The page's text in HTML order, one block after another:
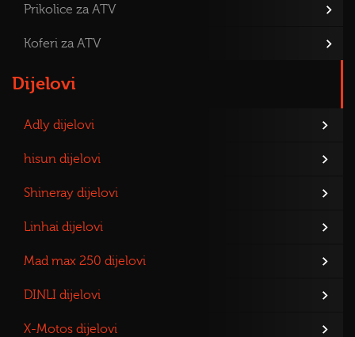
Prikolice za ATV
Koferi za ATV
Dijelovi
Adly dijelovi
hisun dijelovi
Shineray dijelovi
Linhai dijelovi
Mad max 250 dijelovi
DINLI dijelovi
X-Motos dijelovi